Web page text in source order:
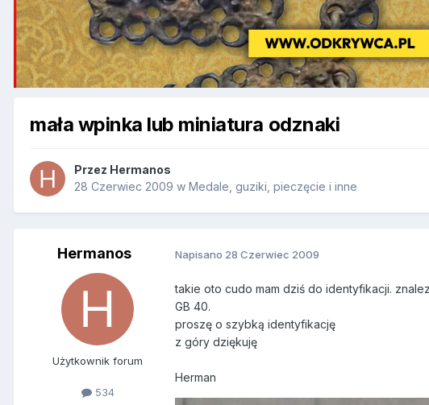
mała wpinka lub miniatura odznaki
Przez Hermanos
28 Czerwiec 2009 w Medale, guziki, pieczęcie i inne
Hermanos
Użytkownik forum
534
Napisano 28 Czerwiec 2009
takie oto cudo mam dziś do identyfikacji.
GB 40.
proszę o szybką identyfikację
z góry dziękuję
Herman